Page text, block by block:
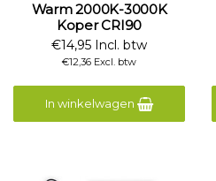
Warm 2000K-3000K
Koper CRI90
€14,95 Incl. btw
€12,36 Excl. btw
In winkelwagen